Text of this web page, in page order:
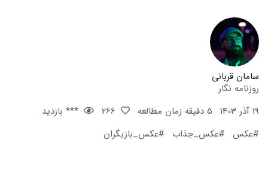
سامان قربانی
روزنامه نگار
19 آذر 1403
5 دقیقه زمان مطالعه
*** بازدید
#عکس
#عکس_جذاب #عکس_بازیگران